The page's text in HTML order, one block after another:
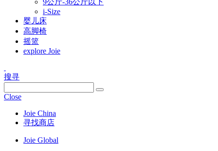
9公斤-36公斤以下
i-Size
婴儿床
高脚椅
摇篮
explore Joie
搜寻
Close
Joie China
寻找商店
Joie Global